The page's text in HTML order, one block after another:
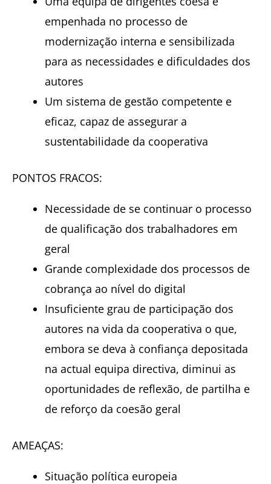
empenhada no processo de
modernização interna e sensibilizada
para as necessidades e dificuldades dos
autores
Um sistema de gestão competente e
eficaz, capaz de assegurar a
sustentabilidade da cooperativa
PONTOS FRACOS:
Necessidade de se continuar o processo
de qualificação dos trabalhadores em
geral
Grande complexidade dos processos de
cobrança ao nível do digital
Insuficiente grau de participação dos
autores na vida da cooperativa o que,
embora se deva à confiança depositada
na actual equipa directiva, diminui as
oportunidades de reflexão, de partilha e
de reforço da coesão geral
AMEAÇAS:
Situação política europeia